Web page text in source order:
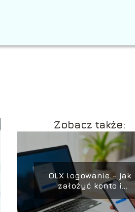
Zobacz także:
OLX logowanie – jak
założyć konto i
rozwiązać problemy?